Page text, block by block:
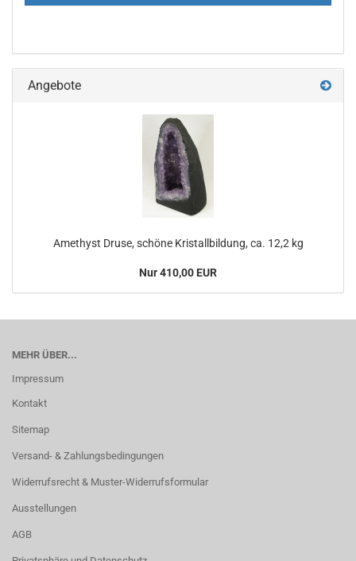
Angebote
Amethyst Druse, schöne Kristallbildung, ca. 12,2 kg
Nur 410,00 EUR
MEHR ÜBER...
Impressum
Kontakt
Sitemap
Versand- & Zahlungsbedingungen
Widerrufsrecht & Muster-Widerrufsformular
Ausstellungen
AGB